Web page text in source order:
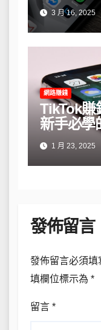
3 月 16, 2025
網路賺錢
TikTok賺
新手必學
略1 月 23, 2025
發佈留言
發佈留言必須填
填欄位標示為 *
留言 *